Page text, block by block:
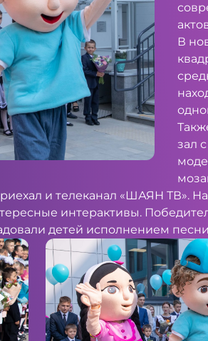
В
зал
и телеканал «ШАЯН
интерактивы.
детей исполнением